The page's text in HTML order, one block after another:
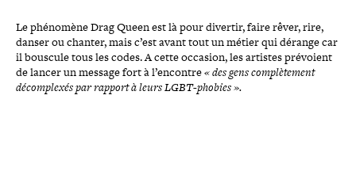
Le phénomène Drag Queen est là pour divertir, faire rêver, rire,
danser ou chanter, mais c’est avant tout un métier qui dérange car
il bouscule tous les codes. A cette occasion, les artistes prévoient
de lancer un message fort à l’encontre« des gens com­plè­te­ment
décom­plexés par rapport à leurs LGBT-phobies ».